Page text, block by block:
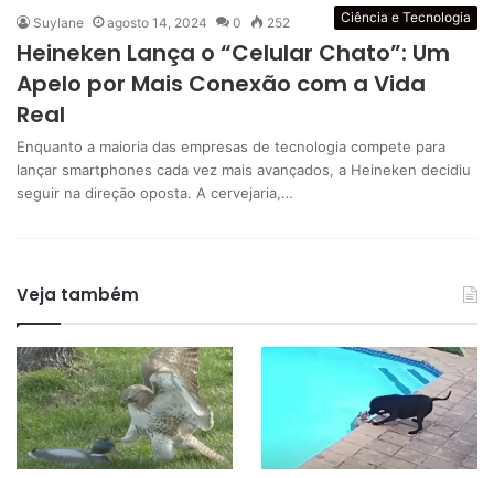
Ciência e Tecnologia
Suylane agosto 14, 2024 0 252
Heineken Lança o “Celular Chato”: Um
Apelo por Mais Conexão com a Vida
Real
Enquanto a maioria das empresas de tecnologia compete para
lançar smartphones cada vez mais avançados, a Heineken decidiu
seguir na direção oposta. A cervejaria,…
Veja também